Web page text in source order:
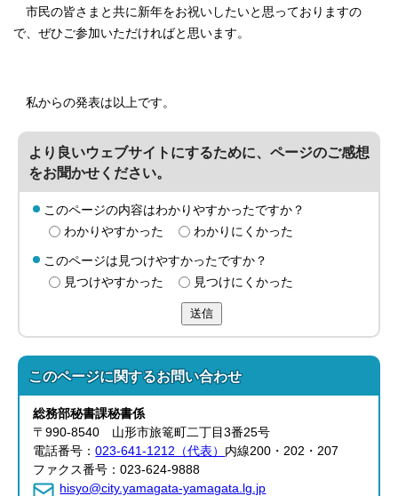
市民の皆さまと共に新年をお祝いしたいと思っておりますの
で、ぜひご参加いただければと思います。
私からの発表は以上です。
より良いウェブサイトにするために、ページのご感想
をお聞かせください。
このページの内容はわかりやすかったですか？
わかりやすかった
わかりにくかった
このページは見つけやすかったですか？
見つけやすかった
見つけにくかった
送信
このページに関するお問い合わせ
総務部秘書課秘書係
〒990-8540 山形市旅篭町二丁目3番25号
電話番号：023-641-1212（代表） 内線200・202・207
ファクス番号：023-624-9888
hisyo@city.yamagata-yamagata.lg.jp